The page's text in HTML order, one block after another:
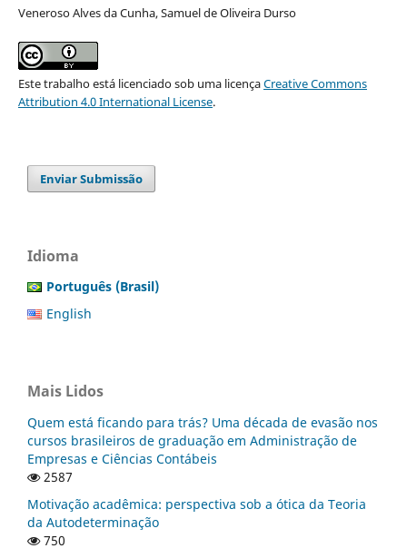
Veneroso Alves da Cunha, Samuel de Oliveira Durso
Este trabalho está licenciado sob uma licençaCreative Commons
Attribution 4.0 International License.
Enviar Submissão
Idioma
Português (Brasil)
English
Mais Lidos
Quem está ficando para trás? Uma década de evasão nos
cursos brasileiros de graduação em Administração de
Empresas e Ciências Contábeis
2587
Motivação acadêmica: perspectiva sob a ótica da Teoria
da Autodeterminação
750